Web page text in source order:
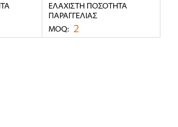
ΕΛΆΧΙΣΤΗ ΠΟΣΌΤΗΤΑ
ΠΑΡΑΓΓΕΛΊΑΣ
MOQ: 2